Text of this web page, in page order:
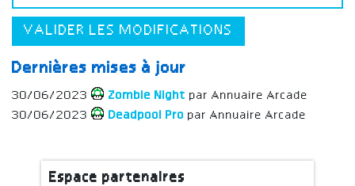
VALIDER LES MODIFICATIONS
Dernières mises à jour
30/06/2023 Zombie Night par Annuaire Arcade
30/06/2023
Deadpool Pro par Annuaire Arcade
Espace partenaires